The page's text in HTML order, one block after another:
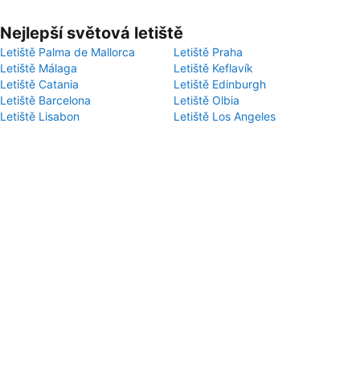
Nejlepší světová letiště
Letiště Palma de Mallorca
Letiště Praha
Letiště Málaga
Letiště Keflavík
Letiště Catania
Letiště Edinburgh
Letiště Barcelona
Letiště Olbia
Letiště Lisabon
Letiště Los Angeles